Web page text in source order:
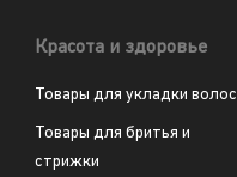
Красота и здоровье
Товары для укладки волос
Товары для бритья и
стрижки